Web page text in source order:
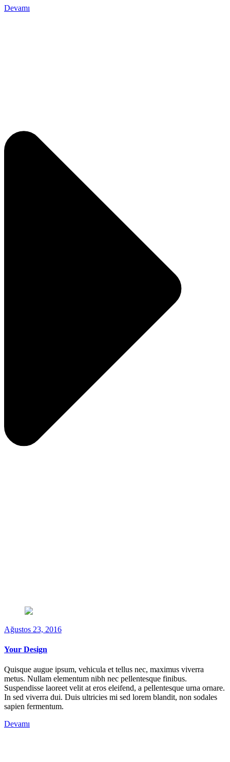
Devamı
Ağustos 23, 2016
Your Design
Quisque augue ipsum, vehicula et tellus nec, maximus viverra
metus. Nullam elementum nibh nec pellentesque finibus.
Suspendisse laoreet velit at eros eleifend, a pellentesque urna ornare.
In sed viverra dui. Duis ultricies mi sed lorem blandit, non sodales
sapien fermentum.
Devamı